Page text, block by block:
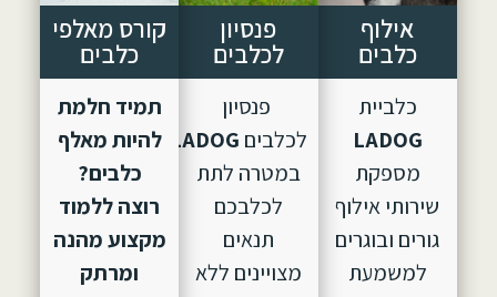
אילוף
כלבים
כלביית
LADOG
מספקת
שירותי אילוף
גורים ובוגרים
למשמעת
פנסיון
לכלבים
פנסיון
לכלבים LADOG, הוקם
במטרה לתת
לכלבכם
תנאים
מצויינים ללא
קורס מאלפי
כלבים
תמיד חלמת
להיות מאלף
כלבים?
רוצה ללמוד
מקצוע מהנה
ומרתק